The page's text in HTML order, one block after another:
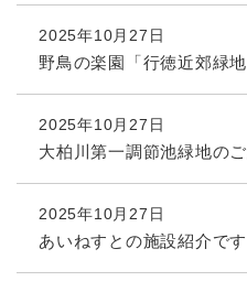
2025年10月27日
野鳥の楽園「行徳近郊緑
2025年10月27日
大柏川第一調節池緑地の
2025年10月27日
あいねすとの施設紹介です